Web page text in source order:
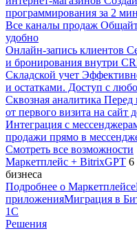
программирования за 2
Все каналы продаж
удобно
Онлайн-запись клиентов
и бронирования внутри
Складской учет
и остатками. Доступ с
Сквозная аналитика Перед
от первого визита на сайт
Интеграция с
продажи прямо в
Смотреть все возможности
Маркетплейс + BitrixGPT 6
бизнеса
Подробнее о Маркетплейсе
приложенияМиграция в
1С
Решения